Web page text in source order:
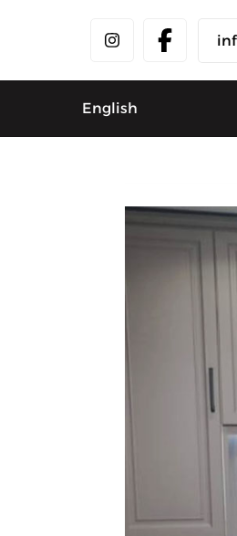
English